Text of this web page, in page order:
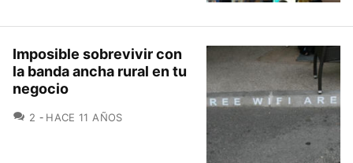
Imposible sobrevivir con
la banda ancha rural en tu
negocio
2 COMENTARIOS
HACE 11 AÑOS